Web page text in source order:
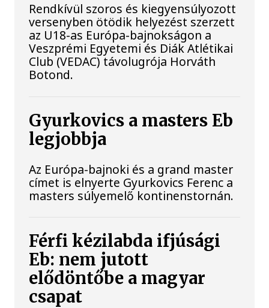
Rendkívül szoros és kiegyensúlyozott
versenyben ötödik helyezést szerzett
az U18-as Európa-bajnokságon a
Veszprémi Egyetemi és Diák Atlétikai
Club (VEDAC) távolugrója Horváth
Botond.
Gyurkovics a masters Eb
legjobbja
Az Európa-bajnoki és a grand master
címet is elnyerte Gyurkovics Ferenc a
masters súlyemelő kontinenstornán.
Férfi kézilabda ifjúsági
Eb: nem jutott
elődöntőbe a magyar
csapat